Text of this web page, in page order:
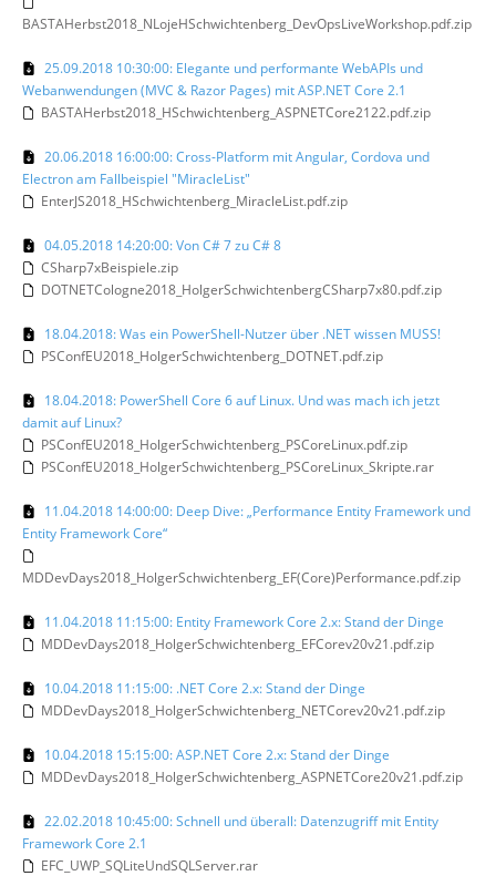
BASTAHerbst2018_NLojeHSchwichtenberg_DevOpsLiveWorkshop.pdf.zip
25.09.2018 10:30:00: Elegante und performante WebAPIs und
Webanwendungen (MVC & Razor Pages) mit ASP.NET Core 2.1
BASTAHerbst2018_HSchwichtenberg_ASPNETCore2122.pdf.zip
20.06.2018 16:00:00: Cross-Platform mit Angular, Cordova und
Electron am Fallbeispiel "MiracleList"
EnterJS2018_HSchwichtenberg_MiracleList.pdf.zip
04.05.2018 14:20:00: Von C# 7 zu C# 8
CSharp7xBeispiele.zip
DOTNETCologne2018_HolgerSchwichtenbergCSharp7x80.pdf.zip
18.04.2018: Was ein PowerShell-Nutzer über .NET wissen MUSS!
PSConfEU2018_HolgerSchwichtenberg_DOTNET.pdf.zip
18.04.2018: PowerShell Core 6 auf Linux. Und was mach ich jetzt
damit auf Linux?
PSConfEU2018_HolgerSchwichtenberg_PSCoreLinux.pdf.zip
PSConfEU2018_HolgerSchwichtenberg_PSCoreLinux_Skripte.rar
11.04.2018 14:00:00: Deep Dive: „Performance Entity Framework und
Entity Framework Core“
MDDevDays2018_HolgerSchwichtenberg_EF(Core)Performance.pdf.zip
11.04.2018 11:15:00: Entity Framework Core 2.x: Stand der Dinge
MDDevDays2018_HolgerSchwichtenberg_EFCorev20v21.pdf.zip
10.04.2018 11:15:00: .NET Core 2.x: Stand der Dinge
MDDevDays2018_HolgerSchwichtenberg_NETCorev20v21.pdf.zip
10.04.2018 15:15:00: ASP.NET Core 2.x: Stand der Dinge
MDDevDays2018_HolgerSchwichtenberg_ASPNETCore20v21.pdf.zip
22.02.2018 10:45:00: Schnell und überall: Datenzugriff mit Entity
Framework Core 2.1
EFC_UWP_SQLiteUndSQLServer.rar